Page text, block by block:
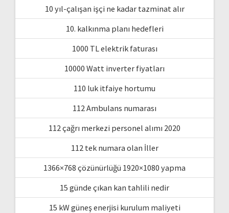
10 yıl-çalışan işçi ne kadar tazminat alır
10. kalkınma planı hedefleri
1000 TL elektrik faturası
10000 Watt inverter fiyatları
110 luk itfaiye hortumu
112 Ambulans numarası
112 çağrı merkezi personel alımı 2020
112 tek numara olan İller
1366×768 çözünürlüğü 1920×1080 yapma
15 günde çıkan kan tahlili nedir
15 kW güneş enerjisi kurulum maliyeti